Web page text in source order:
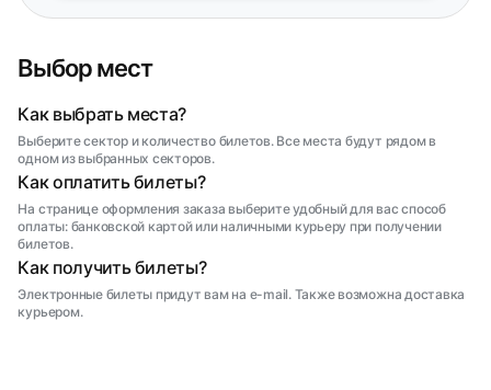
Выбор мест
Как выбрать места?
Выберите сектор и количество билетов. Все места будут рядом в
одном из выбранных секторов.
Как оплатить билеты?
На странице оформления заказа выберите удобный для вас способ
оплаты: банковской картой или наличными курьеру при получении
билетов.
Как получить билеты?
Электронные билеты придут вам на e-mail. Также возможна доставка
курьером.